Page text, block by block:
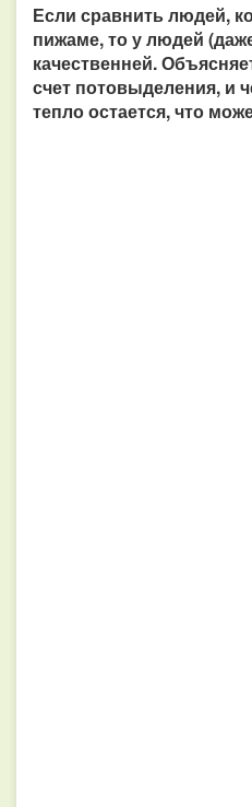
Если сравнить людей,
пижаме, то у людей
качественней.
счет потовыделения, и
тепло остается, что